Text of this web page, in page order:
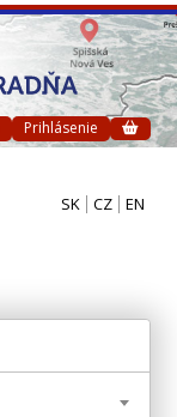
Prihlásenie
SK CZ EN